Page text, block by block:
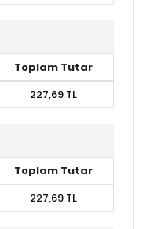
Toplam Tutar
227,69 TL
Toplam Tutar
227,69 TL